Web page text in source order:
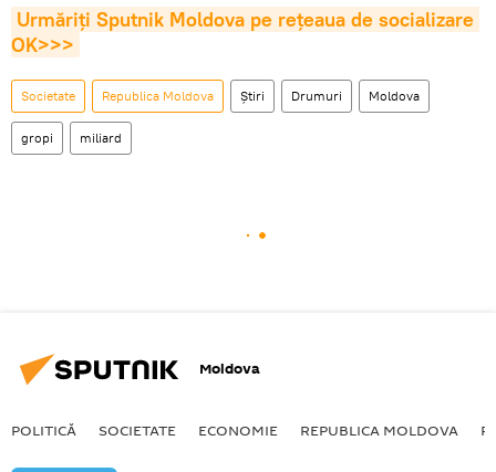
Urmăriți Sputnik Moldova pe rețeaua de socializare
OK>>>
Societate Republica Moldova Știri Drumuri Moldova
gropi miliard
Moldova
POLITICĂ SOCIETATE ECONOMIE REPUBLICA MOLDOVA